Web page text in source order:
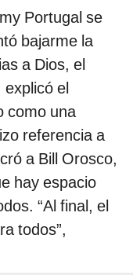
Portugal se
bajarme la
a Dios, el
explicó el
como una
referencia a
a Bill Orosco,
hay espacio
“Al final, el
todos”,